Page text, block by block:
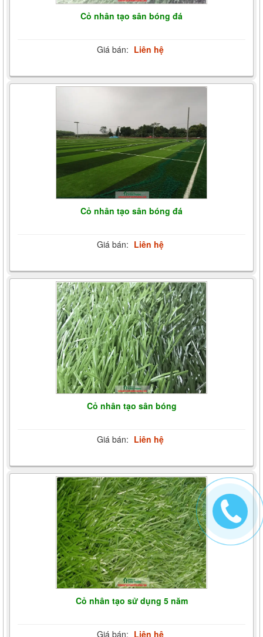
Cỏ nhân tạo sân bóng đá
Giá bán: Liên hệ
Cỏ nhân tạo sân bóng đá
Giá bán: Liên hệ
Cỏ nhân tạo sân bóng
Giá bán: Liên hệ
Cỏ nhân tạo sử dụng 5 năm
Giá bán: Liên hệ